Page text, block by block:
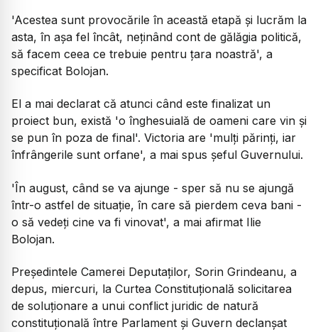
'Acestea sunt provocările în această etapă și lucrăm la
asta, în așa fel încât, neținând cont de gălăgia politică,
să facem ceea ce trebuie pentru țara noastră', a
specificat Bolojan.
El a mai declarat că atunci când este finalizat un
proiect bun, există 'o înghesuială de oameni care vin și
se pun în poza de final'. Victoria are 'mulți părinți, iar
înfrângerile sunt orfane', a mai spus șeful Guvernului.
'În august, când se va ajunge - sper să nu se ajungă
într-o astfel de situație, în care să pierdem ceva bani -
o să vedeți cine va fi vinovat', a mai afirmat Ilie
Bolojan.
Președintele Camerei Deputaților, Sorin Grindeanu, a
depus, miercuri, la Curtea Constituțională solicitarea
de soluționare a unui conflict juridic de natură
constituțională între Parlament și Guvern declanșat